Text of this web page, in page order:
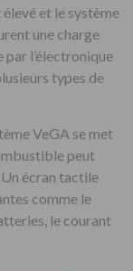
et le système
une charge
l’électronique
types de
VeGA se met
peut
écran tactile
comme le
le courant